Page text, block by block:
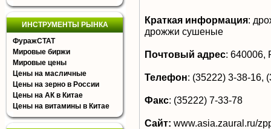
ИНСТРУМЕНТЫ РЫНКА
ФуражСТАТ
Мировые биржи
Мировые цены
Цены на масличные
Цены на зерно в России
Цены на АК в Китае
Цены на витамины в Китае
Краткая информация:
дрожжи сушеные
Почтовый адрес: 640006,
Телефон: (35222) 3-38-16,
Факс: (35222) 7-33-78
Сайт: www.asia.zaural.ru/